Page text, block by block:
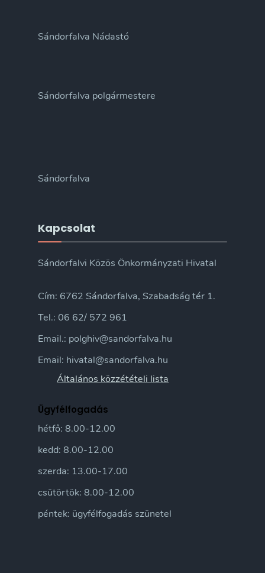
Sándorfalva Nádastó
Sándorfalva polgármestere
Sándorfalva
Kapcsolat
Sándorfalvi Közös Önkormányzati Hivatal
Cím: 6762 Sándorfalva, Szabadság tér 1.
Tel.: 06 62/ 572 961
Email.: polghiv@sandorfalva.hu
Email: hivatal@sandorfalva.hu
Általános közzétételi lista
Ügyfélfogadás
hétfő: 8.00-12.00
kedd: 8.00-12.00
szerda: 13.00-17.00
csütörtök: 8.00-12.00
péntek: ügyfélfogadás szünetel